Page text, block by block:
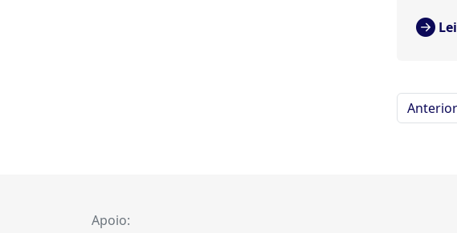
Anterior
Apoio: